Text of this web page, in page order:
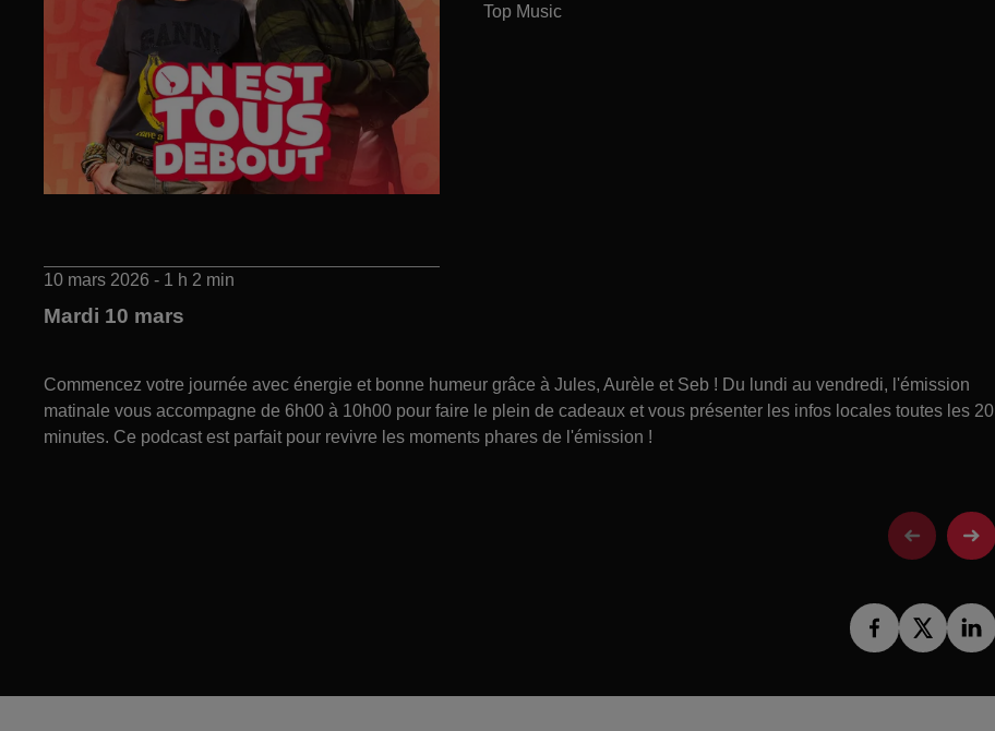
Top Music
10 mars 2026 - 1 h 2 min
Mardi 10 mars
Commencez votre journée avec énergie et bonne humeur grâce à Jules, Aurèle et Seb ! Du lundi au vendredi, l'émission
matinale vous accompagne de 6h00 à 10h00 pour faire le plein de cadeaux et vous présenter les infos locales toutes les 20
minutes. Ce podcast est parfait pour revivre les moments phares de l'émission !